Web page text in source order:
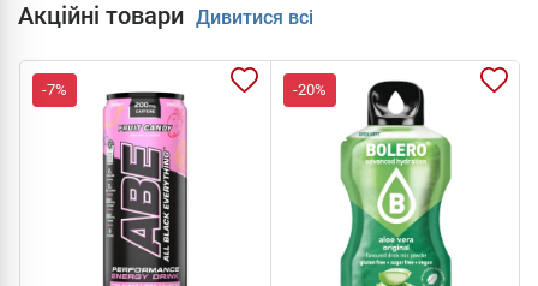
Акційні товари Дивитися всі
-7% -20%